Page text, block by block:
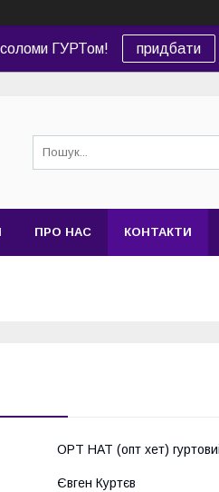
ГУРТом! придбати
ПРО НАС КОНТАКТИ
OPT HAT (опт хет)
Євген Куртєв